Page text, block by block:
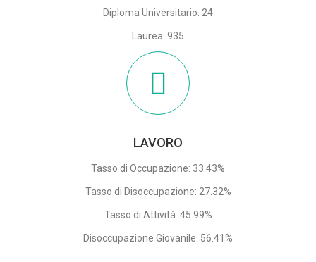
Diploma Universitario: 24
Laurea: 935
LAVORO
Tasso di Occupazione: 33.43%
Tasso di Disoccupazione: 27.32%
Tasso di Attività: 45.99%
Disoccupazione Giovanile: 56.41%